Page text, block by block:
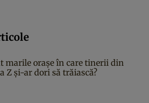
marile orașe în care tinerii din
Z și-ar dori să trăiască?